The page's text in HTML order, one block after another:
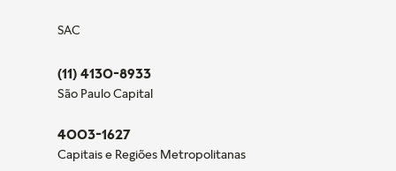
SAC
(11) 4130-8933
São Paulo Capital
4003-1627
Capitais e Regiões Metropolitanas